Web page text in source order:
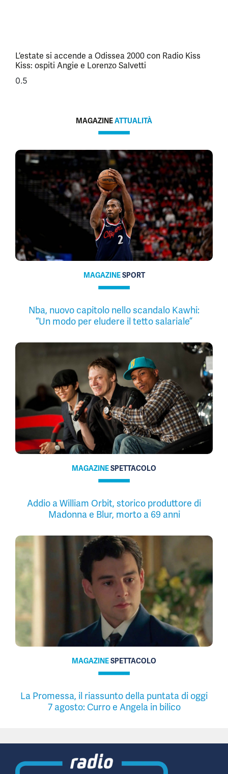
L’estate si accende a Odissea 2000 con Radio Kiss
Kiss: ospiti Angie e Lorenzo Salvetti
MAGAZINEATTUALITÀ
MAGAZINESPORT
Nba, nuovo capitolo nello scandalo Kawhi:
“Un modo per eludere il tetto salariale”
MAGAZINESPETTACOLO
Addio a William Orbit, storico produttore di
Madonna e Blur, morto a 69 anni
MAGAZINESPETTACOLO
La Promessa, il riassunto della puntata di oggi
7 agosto: Curro e Angela in bilico